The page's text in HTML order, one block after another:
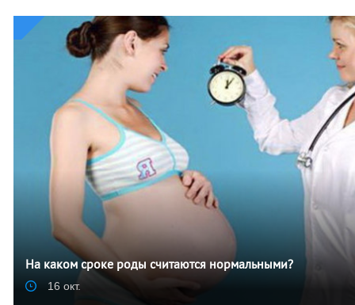
На каком сроке роды считаются нормальными?
16 окт.